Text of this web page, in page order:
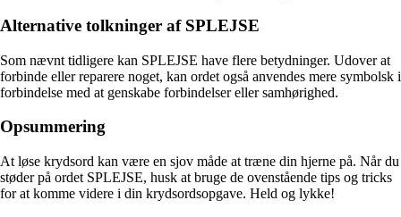
Alternative tolkninger af SPLEJSE
Som nævnt tidligere kan SPLEJSE have flere betydninger. Udover at
forbinde eller reparere noget, kan ordet også anvendes mere symbolsk i
forbindelse med at genskabe forbindelser eller samhørighed.
Opsummering
At løse krydsord kan være en sjov måde at træne din hjerne på. Når du
støder på ordet SPLEJSE, husk at bruge de ovenstående tips og tricks
for at komme videre i din krydsordsopgave. Held og lykke!